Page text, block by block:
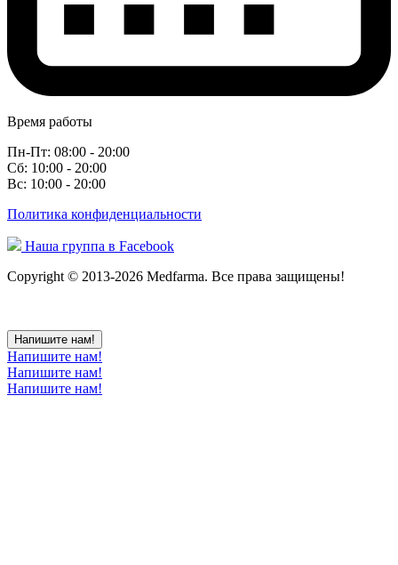
Время работы
Пн-Пт: 08:00 - 20:00
Сб: 10:00 - 20:00
Вс: 10:00 - 20:00
Политика конфиденциальности
Наша группа в Facebook
Copyright © 2013-2026 Medfarma. Все права защищены!
Напишите нам!
Напишите нам!
Напишите нам!
Напишите нам!